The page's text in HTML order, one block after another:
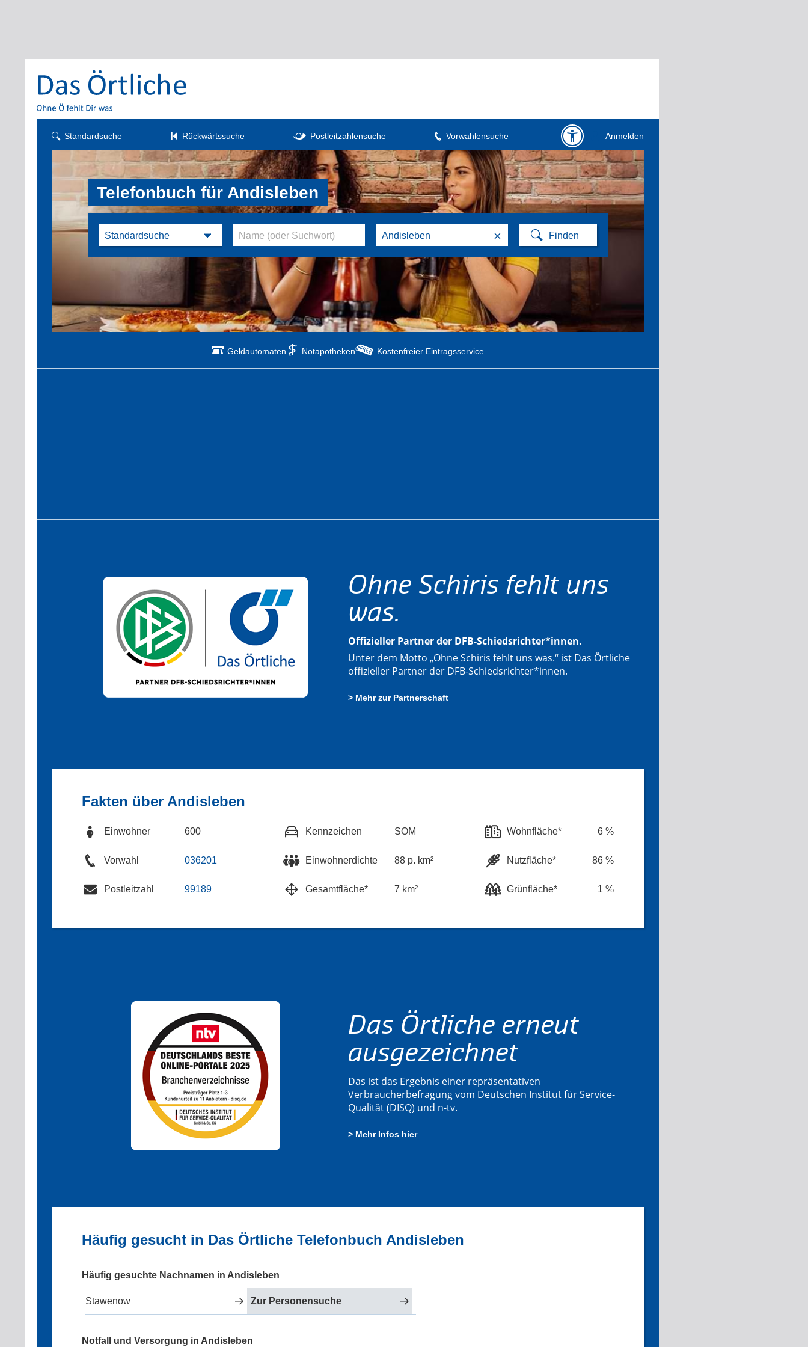
Standardsuche Rückwärtssuche Postleitzahlensuche Vorwahlensuche Anmelden
Telefonbuch für Andisleben
×
Geldautomaten Notapotheken Kostenfreier Eintragsservice
Ohne Schiris fehlt uns
was.
Offizieller Partner der DFB-Schiedsrichter*innen.
Unter dem Motto „Ohne Schiris fehlt uns was.“ ist Das Örtliche
offizieller Partner der DFB-Schiedsrichter*innen.
> Mehr zur Partnerschaft
Fakten über Andisleben
Einwohner 600
Vorwahl 036201
Postleitzahl 99189
Kennzeichen SOM
Einwohnerdichte 88 p. km²
Gesamtfläche* 7 km²
Wohnfläche* 6 %
Nutzfläche* 86 %
Grünfläche* 1 %
Das Örtliche erneut
ausgezeichnet
Das ist das Ergebnis einer repräsentativen
Verbraucherbefragung vom Deutschen Institut für Service-
Qualität (DISQ) und n-tv.
> Mehr Infos hier
Häufig gesucht in Das Örtliche Telefonbuch Andisleben
Häufig gesuchte Nachnamen in Andisleben
Stawenow Zur Personensuche
Notfall und Versorgung in Andisleben